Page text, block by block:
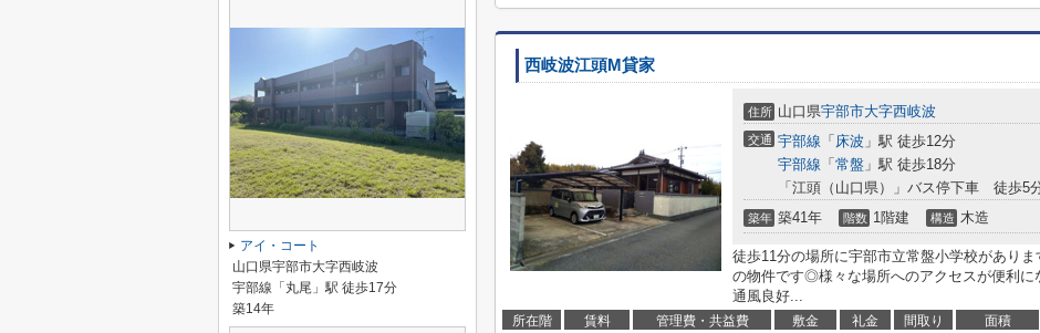
西岐波江頭M貸家
住所 山口県宇部市大字西岐波
交通 宇部線 「 床波 」駅 徒歩12分
宇部線 「 常盤 」駅 徒歩18分
「江頭（山口県）」バス停下車 徒歩5
築年 築41年 階数 1階建 構造 木造
徒歩11分の場所に宇部市立常盤小学校があり
の物件です◎様々な場所へのアクセスが便利
通風良好...
所在階 賃料 管理費・共益費 敷金 礼金 間取り 面積
アイ・コート
山口県宇部市大字西岐波
宇部線「丸尾」駅 徒歩17分
築14年